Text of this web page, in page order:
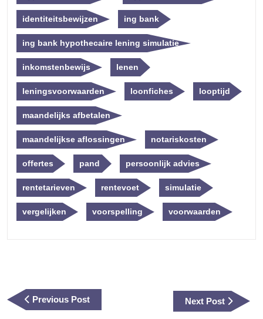
identiteitsbewijzen ing bank
ing bank hypothecaire lening simulatie
inkomstenbewijs lenen
leningsvoorwaarden loonfiches looptijd
maandelijks afbetalen
maandelijkse aflossingen notariskosten
offertes pand persoonlijk advies
rentetarieven rentevoet simulatie
vergelijken voorspelling voorwaarden
Previous PostPrevious
Post
Next Post
Next
Post